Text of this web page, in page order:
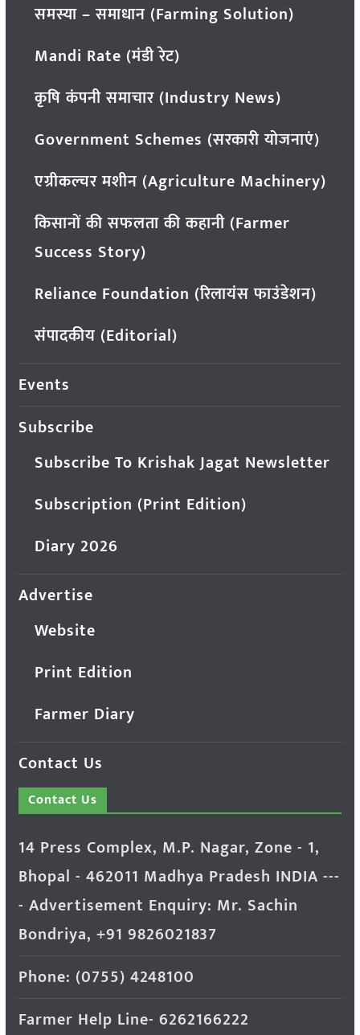
समस्या – समाधान (Farming Solution)
Mandi Rate (मंडी रेट)
कृषि कंपनी समाचार (Industry News)
Government Schemes (सरकारी योजनाएं)
एग्रीकल्चर मशीन (Agriculture Machinery)
किसानों की सफलता की कहानी (Farmer
Success Story)
Reliance Foundation (रिलायंस फाउंडेशन)
संपादकीय (Editorial)
Events
Subscribe
Subscribe To Krishak Jagat Newsletter
Subscription (Print Edition)
Diary 2026
Advertise
Website
Print Edition
Farmer Diary
Contact Us
Contact Us
14 Press Complex, M.P. Nagar, Zone - 1,
Bhopal - 462011 Madhya Pradesh INDIA ---
- Advertisement Enquiry: Mr. Sachin
Bondriya, +91 9826021837
Phone: (0755) 4248100
Farmer Help Line- 6262166222